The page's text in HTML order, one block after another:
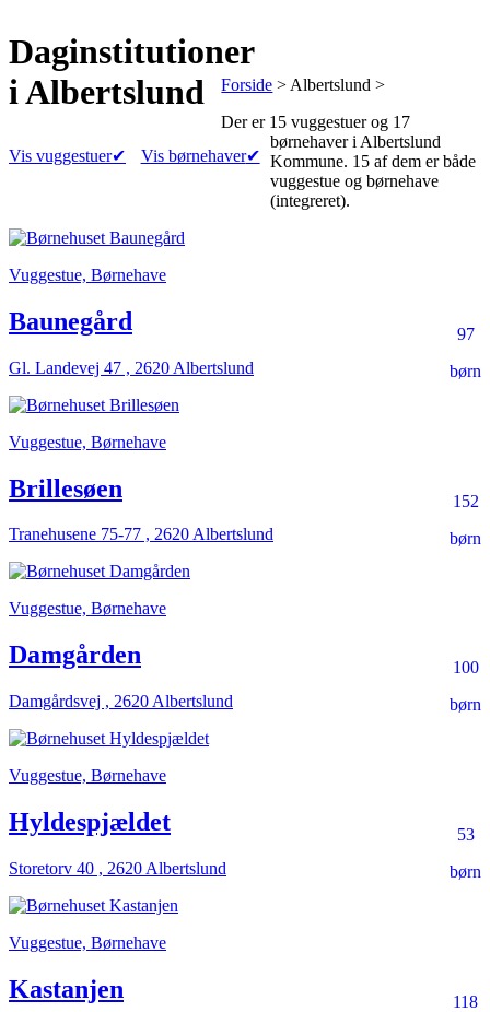
Daginstitutioner
i Albertslund
Vis vuggestuer✔ Vis børnehaver✔
Forside > Albertslund >
Der er 15 vuggestuerog 17
børnehaveri Albertslund
Kommune. 15 af dem er både
vuggestue og børnehave
(integreret).
Vuggestue, Børnehave
97
børn
Baunegård
Gl. Landevej 47 , 2620 Albertslund
Vuggestue, Børnehave
152
børn
Brillesøen
Tranehusene 75-77 , 2620 Albertslund
Vuggestue, Børnehave
100
børn
Damgården
Damgårdsvej , 2620 Albertslund
Vuggestue, Børnehave
53
børn
Hyldespjældet
Storetorv 40 , 2620 Albertslund
Vuggestue, Børnehave
118
Kastanjen